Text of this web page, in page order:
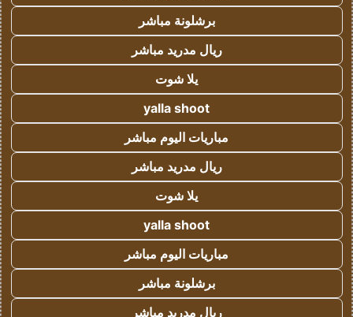
برشلونة مباشر
ريال مدريد مباشر
يلا شوت
yalla shoot
مباريات اليوم مباشر
ريال مدريد مباشر
يلا شوت
yalla shoot
مباريات اليوم مباشر
برشلونة مباشر
ريال مدريد مباشر